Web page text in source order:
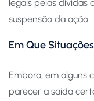
legais pelas dívidas
suspensão da ação.
Em Que
Embora, em alguns
parecer a saída